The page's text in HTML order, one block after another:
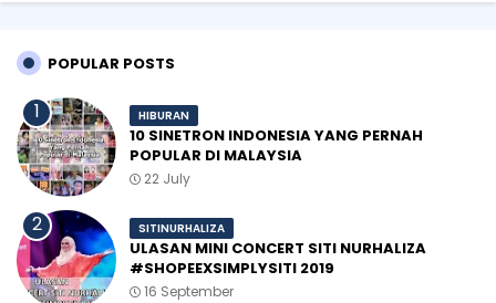
POPULAR POSTS
HIBURAN
10 SINETRON INDONESIA YANG PERNAH
POPULAR DI MALAYSIA
22 July
SITINURHALIZA
ULASAN MINI CONCERT SITI NURHALIZA
#SHOPEEXSIMPLYSITI 2019
16 September